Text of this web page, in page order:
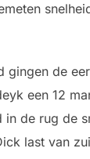
gingen de
een 12
de rug de
last van